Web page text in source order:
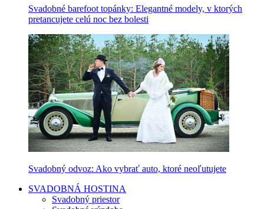
Svadobné barefoot topánky: Elegantné modely, v ktorých
pretancujete celú noc bez bolesti
Svadobný odvoz: Ako vybrať auto, ktoré neoľutujete
SVADOBNÁ HOSTINA
Svadobný priestor